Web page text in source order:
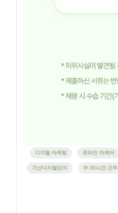
디지털 마케팅 온라인 마케터
가산디지털단지 주 35시간 근무